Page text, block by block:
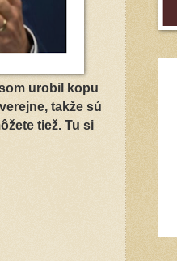
urobil kopu
takže sú
tiež. Tu si